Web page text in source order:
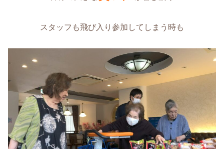
スタッフも飛び入り参加してしまう時も